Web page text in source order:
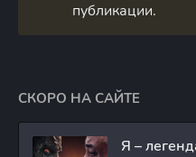
публикации.
СКОРО НА САЙТЕ
Я –